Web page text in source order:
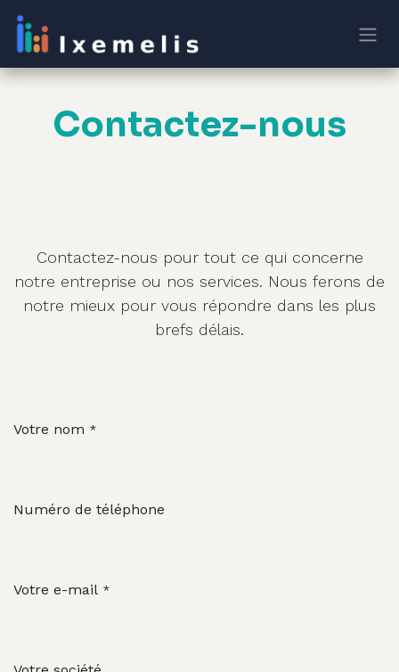
Contactez-nous
Contactez-nous pour tout ce qui concerne
notre entreprise ou nos services. Nous ferons de
notre mieux pour vous répondre dans les plus
brefs délais.
Votre nom *
Numéro de téléphone
Votre e-mail *